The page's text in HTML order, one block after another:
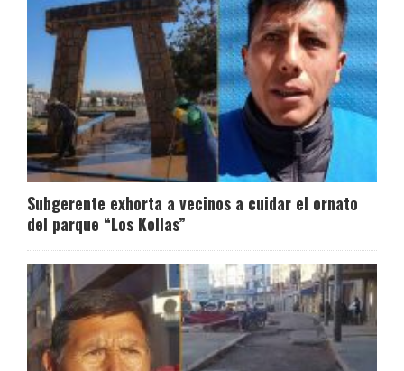
Subgerente exhorta a vecinos a cuidar el ornato
del parque “Los Kollas”